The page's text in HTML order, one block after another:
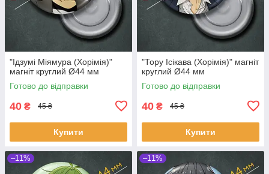
"Ідзумі Міямура (Хорімія)"
магніт круглий Ø44 мм
Готово до відправки
40 ₴ 45 ₴
Купити
"Тору Ісікава (Хорімія)" магніт
круглий Ø44 мм
Готово до відправки
40 ₴ 45 ₴
Купити
–11% –11%